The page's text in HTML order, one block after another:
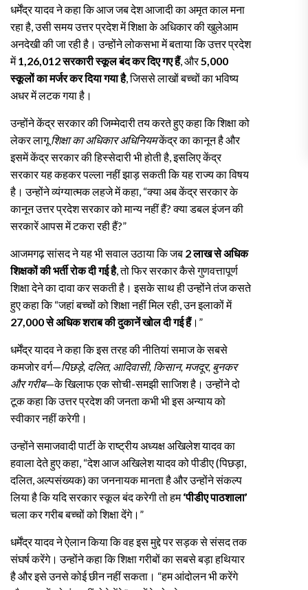
धर्मेंद्र यादव ने कहा कि आज जब देश आजादी का अमृत काल मना
रहा है, उसी समय उत्तर प्रदेश में शिक्षा के अधिकार की खुलेआम
अनदेखी की जा रही है। उन्होंने लोकसभा में बताया कि उत्तर प्रदेश
में1,26,012 सरकारी स्कूल बंद कर दिए गए हैं, और5,000
स्कूलों का मर्जर कर दिया गया है, जिससे लाखों बच्चों का भविष्य
अधर में लटक गया है।
उन्होंने केंद्र सरकार की जिम्मेदारी तय करते हुए कहा कि शिक्षा को
लेकर लागूशिक्षा का अधिकार अधिनियमकेंद्र का कानून है और
इसमें केंद्र सरकार की हिस्सेदारी भी होती है, इसलिए केंद्र
सरकार यह कहकर पल्ला नहीं झाड़ सकती कि यह राज्य का विषय
है। उन्होंने व्यंग्यात्मक लहजे में कहा, “क्या अब केंद्र सरकार के
कानून उत्तर प्रदेश सरकार को मान्य नहीं हैं? क्या डबल इंजन की
सरकारें आपस में टकरा रही हैं?”
आजमगढ़ सांसद ने यह भी सवाल उठाया कि जब 2 लाख से अधिक
शिक्षकों की भर्ती रोक दी गई है, तो फिर सरकार कैसे गुणवत्तापूर्ण
शिक्षा देने का दावा कर सकती है। इसके साथ ही उन्होंने तंज कसते
हुए कहा कि “जहां बच्चों को शिक्षा नहीं मिल रही, उन इलाकों में
27,000 से अधिक शराब की दुकानें खोल दी गई हैं।”
धर्मेंद्र यादव ने कहा कि इस तरह की नीतियां समाज के सबसे
कमजोर वर्ग—पिछड़े, दलित, आदिवासी, किसान, मजदूर, बुनकर
और गरीब—के खिलाफ एक सोची-समझी साजिश है। उन्होंने दो
टूक कहा कि उत्तर प्रदेश की जनता कभी भी इस अन्याय को
स्वीकार नहीं करेगी।
उन्होंने समाजवादी पार्टी के राष्ट्रीय अध्यक्ष अखिलेश यादव का
हवाला देते हुए कहा, “देश आज अखिलेश यादव को पीडीए (पिछड़ा,
दलित, अल्पसंख्यक) का जननायक मानता है और उन्होंने संकल्प
लिया है कि यदि सरकार स्कूल बंद करेगी तो हम‘पीडीए पाठशाला’
चला कर गरीब बच्चों को शिक्षा देंगे।”
धर्मेंद्र यादव ने ऐलान किया कि वह इस मुद्दे पर सड़क से संसद तक
संघर्ष करेंगे। उन्होंने कहा कि शिक्षा गरीबों का सबसे बड़ा हथियार
है और इसे उनसे कोई छीन नहीं सकता। “हम आंदोलन भी करेंगे